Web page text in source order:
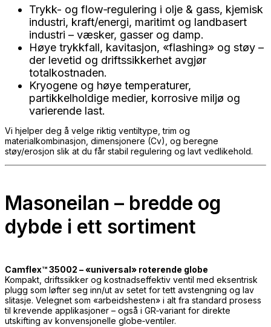
Trykk- og flow‑regulering i olje & gass, kjemisk
industri, kraft/energi, maritimt og landbasert
industri – væsker, gasser og damp.
Høye trykkfall, kavitasjon, «flashing» og støy –
der levetid og driftssikkerhet avgjør
totalkostnaden.
Kryogene og høye temperaturer,
partikkelholdige medier, korrosive miljø og
varierende last.
Vi hjelper deg å velge riktig ventiltype, trim og
materialkombinasjon, dimensjonere (Cv), og beregne
støy/erosjon slik at du får stabil regulering og lavt vedlikehold.
Masoneilan – bredde og
dybde i ett sortiment
Camflex™ 35002 – «universal» roterende globe
Kompakt, driftssikker og kostnadseffektiv ventil med eksentrisk
plugg som løfter seg inn/ut av setet for tett avstengning og lav
slitasje. Velegnet som «arbeidshesten» i alt fra standard prosess
til krevende applikasjoner – også i GR‑variant for direkte
utskifting av konvensjonelle globe‑ventiler.